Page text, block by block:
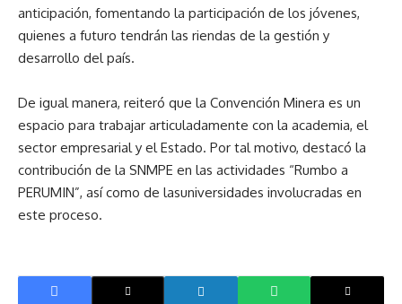
anticipación, fomentando la participación de los jóvenes,
quienes a futuro tendrán las riendas de la gestión y
desarrollo del país.
De igual manera, reiteró que la Convención Minera es un
espacio para trabajar articuladamente con la academia, el
sector empresarial y el Estado. Por tal motivo, destacó la
contribución de la SNMPE en las actividades “Rumbo a
PERUMIN”, así como de lasuniversidades involucradas en
este proceso.